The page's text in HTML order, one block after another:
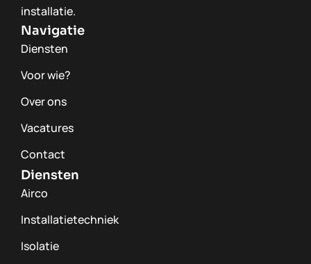
installatie.
Navigatie
Diensten
Voor wie?
Over ons
Vacatures
Contact
Diensten
Airco
Installatietechniek
Isolatie